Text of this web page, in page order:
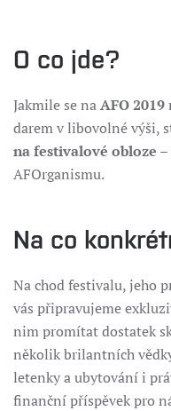
O co jde?
Jakmile se naAFO 2019
darem v libovolné výši,
na festivalové obloze
AFOrganismu.
Na co
Na chod festivalu, jeho
vás připravujeme
nim promítat dostatek
několik brilantních
letenky a ubytování i
finanční příspěvek pro